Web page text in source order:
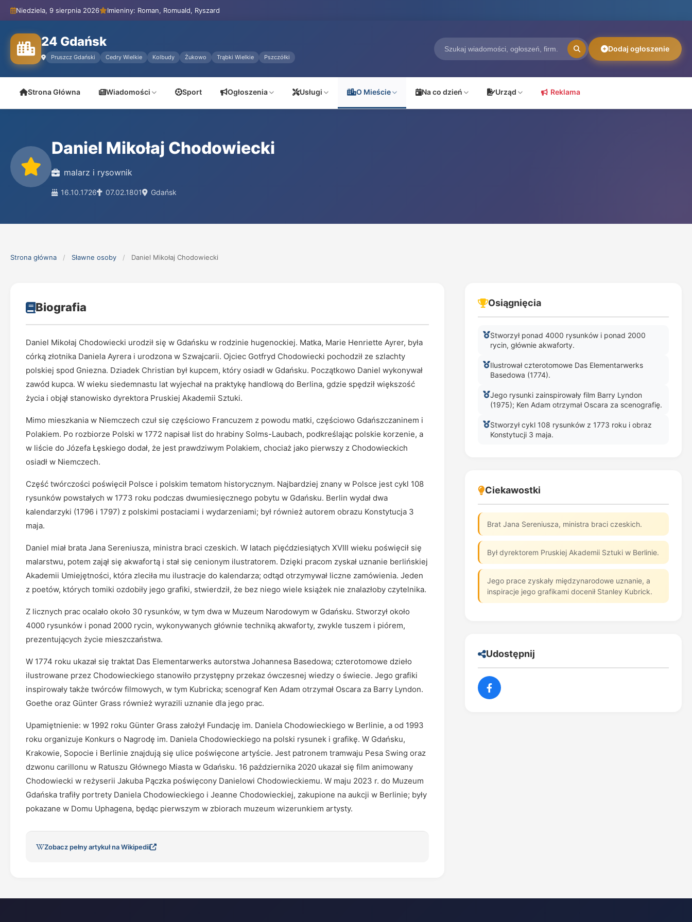
Niedziela, 9 sierpnia 2026 Imieniny: Roman, Romuald, Ryszard
24 Gdańsk
Pruszcz Gdański Cedry Wielkie Kolbudy Żukowo Trąbki Wielkie Pszczółki
Dodaj ogłoszenie
Strona Główna Wiadomości Sport Ogłoszenia Usługi O Mieście Na co dzień Urząd Reklama
Daniel Mikołaj Chodowiecki
malarz i rysownik
16.10.1726 07.02.1801 Gdańsk
Strona główna / Sławne osoby / Daniel Mikołaj Chodowiecki
Biografia
Daniel Mikołaj Chodowiecki urodził się w Gdańsku w rodzinie hugenockiej. Matka, Marie Henriette Ayrer, była
córką złotnika Daniela Ayrera i urodzona w Szwajcarii. Ojciec Gotfryd Chodowiecki pochodził ze szlachty
polskiej spod Gniezna. Dziadek Christian był kupcem, który osiadł w Gdańsku. Początkowo Daniel wykonywał
zawód kupca. W wieku siedemnastu lat wyjechał na praktykę handlową do Berlina, gdzie spędził większość
życia i objął stanowisko dyrektora Pruskiej Akademii Sztuki.
Mimo mieszkania w Niemczech czuł się częściowo Francuzem z powodu matki, częściowo Gdańszczaninem i
Polakiem. Po rozbiorze Polski w 1772 napisał list do hrabiny Solms-Laubach, podkreślając polskie korzenie, a
w liście do Józefa Łęskiego dodał, że jest prawdziwym Polakiem, chociaż jako pierwszy z Chodowieckich
osiadł w Niemczech.
Część twórczości poświęcił Polsce i polskim tematom historycznym. Najbardziej znany w Polsce jest cykl 108
rysunków powstałych w 1773 roku podczas dwumiesięcznego pobytu w Gdańsku. Berlin wydał dwa
kalendarzyki (1796 i 1797) z polskimi postaciami i wydarzeniami; był również autorem obrazu Konstytucja 3
maja.
Daniel miał brata Jana Sereniusza, ministra braci czeskich. W latach pięćdziesiątych XVIII wieku poświęcił się
malarstwu, potem zajął się akwafortą i stał się cenionym ilustratorem. Dzięki pracom zyskał uznanie berlińskiej
Akademii Umiejętności, która zleciła mu ilustracje do kalendarza; odtąd otrzymywał liczne zamówienia. Jeden
z poetów, których tomiki ozdobiły jego grafiki, stwierdził, że bez niego wiele książek nie znalazłoby czytelnika.
Z licznych prac ocalało około 30 rysunków, w tym dwa w Muzeum Narodowym w Gdańsku. Stworzył około
4000 rysunków i ponad 2000 rycin, wykonywanych głównie techniką akwaforty, zwykle tuszem i piórem,
prezentujących życie mieszczaństwa.
W 1774 roku ukazał się traktat Das Elementarwerks autorstwa Johannesa Basedowa; czterotomowe dzieło
ilustrowane przez Chodowieckiego stanowiło przystępny przekaz ówczesnej wiedzy o świecie. Jego grafiki
inspirowały także twórców filmowych, w tym Kubricka; scenograf Ken Adam otrzymał Oscara za Barry Lyndon.
Goethe oraz Günter Grass również wyrazili uznanie dla jego prac.
Upamiętnienie: w 1992 roku Günter Grass założył Fundację im. Daniela Chodowieckiego w Berlinie, a od 1993
roku organizuje Konkurs o Nagrodę im. Daniela Chodowieckiego na polski rysunek i grafikę. W Gdańsku,
Krakowie, Sopocie i Berlinie znajdują się ulice poświęcone artyście. Jest patronem tramwaju Pesa Swing oraz
dzwonu carillonu w Ratuszu Głównego Miasta w Gdańsku. 16 października 2020 ukazał się film animowany
Chodowiecki w reżyserii Jakuba Pączka poświęcony Danielowi Chodowieckiemu. W maju 2023 r. do Muzeum
Gdańska trafiły portrety Daniela Chodowieckiego i Jeanne Chodowieckiej, zakupione na aukcji w Berlinie; były
pokazane w Domu Uphagena, będąc pierwszym w zbiorach muzeum wizerunkiem artysty.
Zobacz pełny artykuł na Wikipedii
Osiągnięcia
Stworzył ponad 4000 rysunków i ponad 2000
rycin, głównie akwaforty.
Ilustrował czterotomowe Das Elementarwerks
Basedowa (1774).
Jego rysunki zainspirowały film Barry Lyndon
(1975); Ken Adam otrzymał Oscara za scenografię.
Stworzył cykl 108 rysunków z 1773 roku i obraz
Konstytucji 3 maja.
Ciekawostki
Brat Jana Sereniusza, ministra braci czeskich.
Był dyrektorem Pruskiej Akademii Sztuki w Berlinie.
Jego prace zyskały międzynarodowe uznanie, a
inspiracje jego grafikami docenił Stanley Kubrick.
Udostępnij